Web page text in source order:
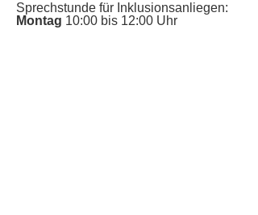
Sprechstunde für Inklusionsanliegen:
Montag 10:00 bis 12:00 Uhr